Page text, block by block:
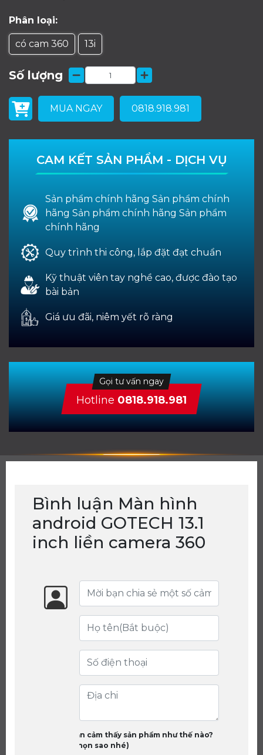
Phân loại:
có cam 360 13i
Số lượng
MUA NGAY 0818.918.981
CAM KẾT SẢN PHẨM - DỊCH VỤ
Sản phẩm chính hãng Sản phẩm chính
hãng Sản phẩm chính hãng Sản phẩm
chính hãng
Quy trình thi công, lắp đặt đạt chuẩn
Kỹ thuật viên tay nghề cao, được đào tạo
bài bản
Giá ưu đãi, niêm yết rõ ràng
Gọi tư vấn ngay
Hotline 0818.918.981
Bình luận Màn hình
android GOTECH 13.1
inch liền camera 360
Bạn cảm thấy sản phẩm như thế nào?
(chọn sao nhé)